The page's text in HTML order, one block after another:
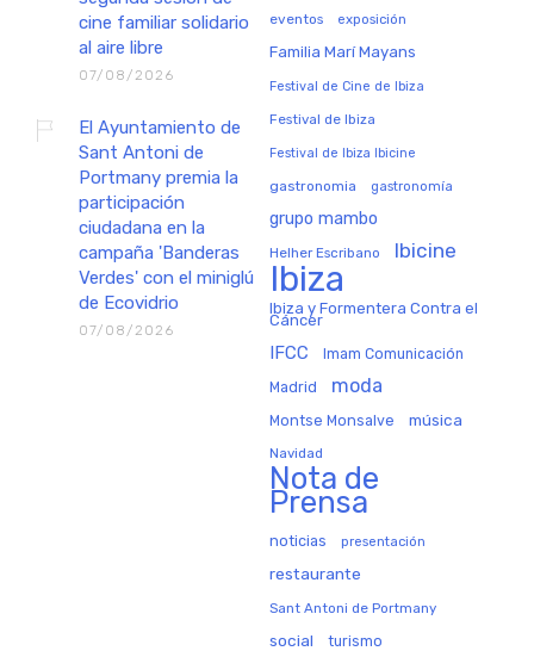
cine familiar solidario
al aire libre
07/08/2026
El Ayuntamiento de
Sant Antoni de
Portmany premia la
participación
ciudadana en la
campaña 'Banderas
Verdes' con el miniglú
de Ecovidrio
07/08/2026
eventos exposición
Familia Marí Mayans
Festival de Cine de Ibiza
Festival de Ibiza
Festival de Ibiza Ibicine
gastronomia gastronomía
grupo mambo
Helher Escribano Ibicine
Ibiza
Ibiza y Formentera Contra el
Cáncer
IFCC Imam Comunicación
Madrid moda
Montse Monsalve música
Navidad
Nota de
Prensa
noticias presentación
restaurante
Sant Antoni de Portmany
social turismo